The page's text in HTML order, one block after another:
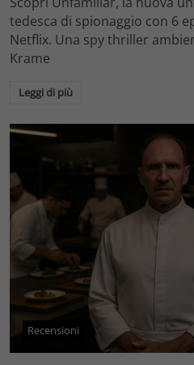
tedesca di spionaggio con 6
Netflix. Una spy thriller
Krame
Leggi di più
Recensioni